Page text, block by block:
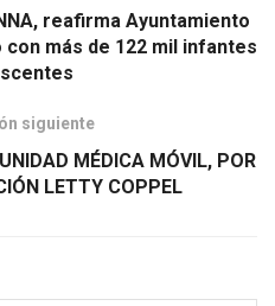
reafirma Ayuntamiento
más de 122 mil infantes
siguiente
MÉDICA MÓVIL, POR
LETTY COPPEL